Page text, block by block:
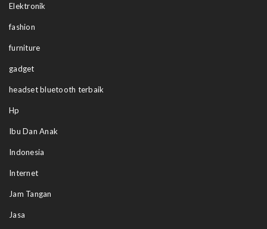
Elektronik
fashion
furniture
gadget
headset bluetooth terbaik
Hp
Ibu Dan Anak
Indonesia
Internet
Jam Tangan
Jasa